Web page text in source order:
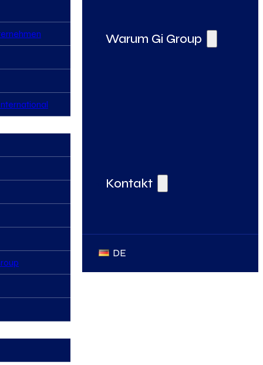
Warum Gi Group
Kontakt
DE